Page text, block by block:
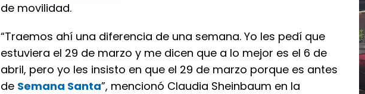
de movilidad.
“Traemos ahí una diferencia de una semana. Yo les pedí que
estuviera el 29 de marzo y me dicen que a lo mejor es el 6 de
abril, pero yo les insisto en que el 29 de marzo porque es antes
de Semana Santa”, mencionó Claudia Sheinbaum en la